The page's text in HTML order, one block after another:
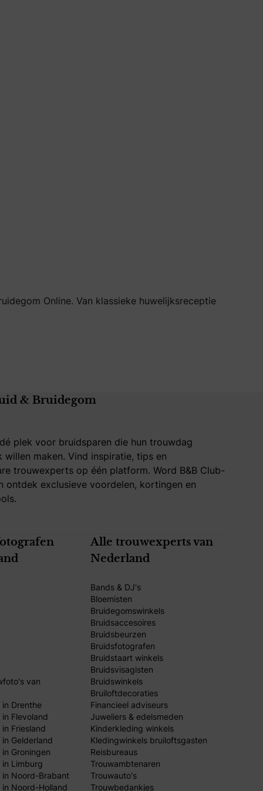
Online. Van klassieke huwelijksreceptie
& Bruidegom
plek voor bruidsparen die hun trouwdag
willen maken. Vind inspiratie, tips en
trouwexperts op één platform. Word B&B Club-
ontdek exclusieve voordelen, kortingen en
van
Drenthe
Flevoland
Friesland
Gelderland
Groningen
Limburg
Noord-Brabant
Noord-Holland
Alle trouwexperts van
Nederland
Bands & DJ's
Bloemisten
Bruidegomswinkels
Bruidsaccesoires
Bruidsbeurzen
Bruidsfotografen
Bruidstaart winkels
Bruidsvisagisten
Bruidswinkels
Bruiloftdecoraties
Financieel adviseurs
Juweliers & edelsmeden
Kinderkleding winkels
Kledingwinkels bruiloftsgasten
Reisbureaus
Trouwambtenaren
Trouwauto's
Trouwbedankjes